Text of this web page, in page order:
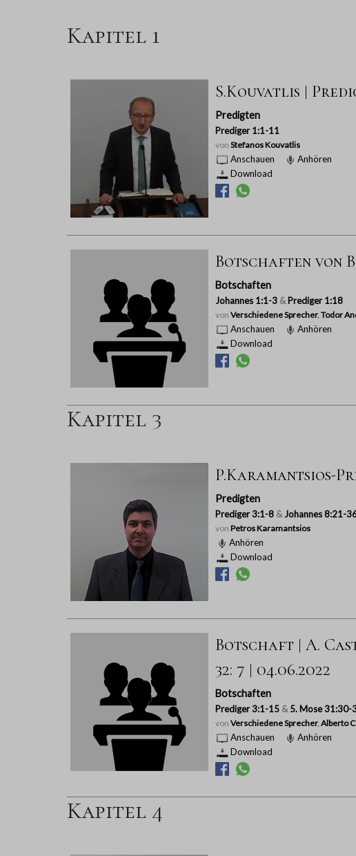
Kapitel 1
S.Kouvatlis |
Predigten
Prediger 1:1-11
von Stefanos Kouvatlis
Anschauen
Anhören
Download
Botschaften von
Botschaften
Johannes 1:1-3 & Prediger 1:18
von Verschiedene Sprecher,Todor
Anschauen
Anhören
Download
Kapitel 3
P.Karamantsios-
Predigten
Prediger 3:1-8 & Johannes 8:21-
von Petros Karamantsios
Anhören
Download
Botschaft | A.
32: 7 | 04.06.2022
Botschaften
Prediger 3:1-15 & 5. Mose 31:30-
von Verschiedene Sprecher,Alberto
Anschauen
Anhören
Download
Kapitel 4